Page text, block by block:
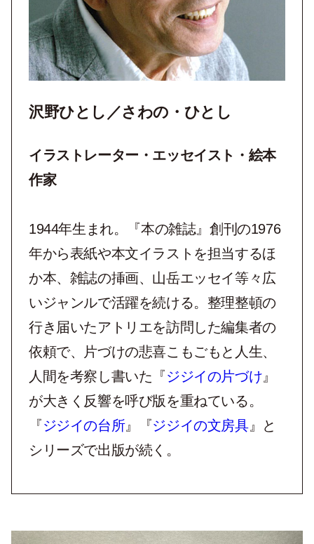
沢野ひとし／さわの・ひとし
イラストレーター・エッセイスト・絵本
作家
1944年生まれ。『本の雑誌』創刊の1976
年から表紙や本文イラストを担当するほ
か本、雑誌の挿画、山岳エッセイ等々広
いジャンルで活躍を続ける。整理整頓の
行き届いたアトリエを訪問した編集者の
依頼で、片づけの悲喜こもごもと人生、
人間を考察し書いた『ジジイの片づけ 』
が大きく反響を呼び版を重ねている。
『ジジイの台所』『ジジイの文房具』と
シリーズで出版が続く。